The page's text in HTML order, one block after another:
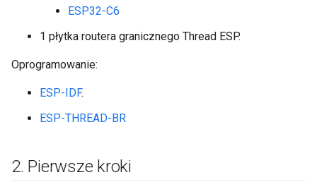
ESP32-C6
1 płytka routera granicznego Thread ESP.
Oprogramowanie:
ESP-IDF.
ESP-THREAD-BR
2. Pierwsze kroki